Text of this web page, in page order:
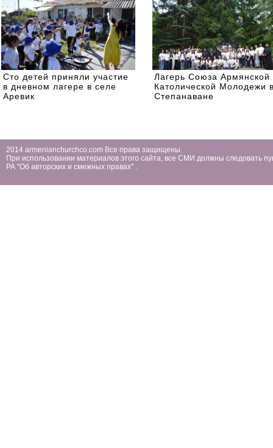
Сто детей приняли участие
в дневном лагере в селе
Аревик
Лагерь Союза Армянской
Католической Молодежи
Степанаване
2014 armenianchurchco.com Все права защищены.
При использовании материалов этого сайта, все СМИ должны следовать
РА ''Об авторских и смежных правах'' .